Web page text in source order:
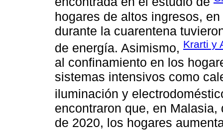
hogares de altos ingresos,
durante la cuarentena
de energía. Asimismo, Krarti y
al confinamiento en los
sistemas intensivos como
iluminación y
encontraron que, en
de 2020, los hogares